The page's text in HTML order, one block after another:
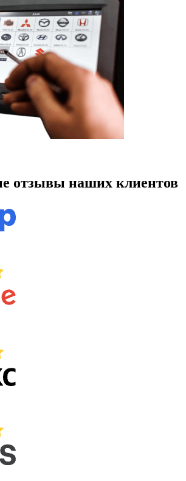
отзывы наших клиентов